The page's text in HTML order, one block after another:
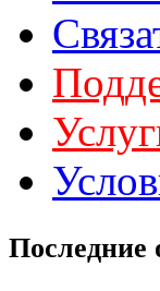
Последние